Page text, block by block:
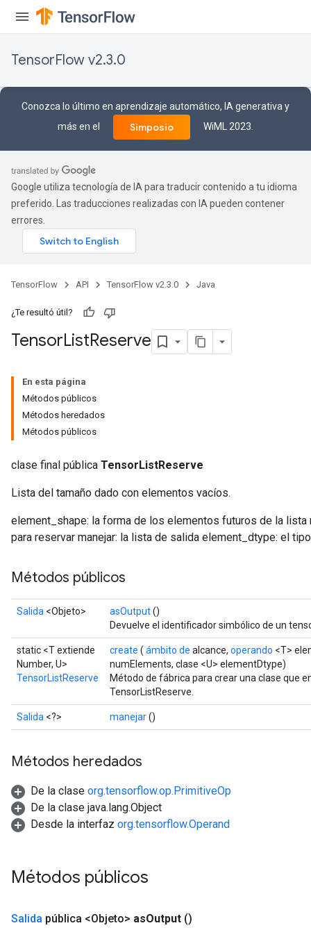
TensorFlow v2.3.0
Conozca lo último en aprendizaje automático, IA generativa y
más en el
Simposio WiML 2023.
Google utiliza tecnología de IA para traducir contenido a tu idioma
preferido. Las traducciones realizadas con IA pueden contener
errores.
TensorFlow API TensorFlow v2.3.0 Java
¿Te resultó útil?
TensorListReserve
En esta página
Métodos públicos
Métodos heredados
Métodos públicos
clase final pública TensorListReserve
Lista del tamaño dado con elementos vacíos.
element_shape: la forma de los elementos futuros de la
para reservar manejar: la lista de salida element_dtype: el
Métodos públicos
Salida <Objeto> asOutput()
Devuelve el identificador simbólico de un
static <T extiende
Number, U>
TensorListReserve
create ( ámbito de alcance, operando <T>
numElements, clase <U> elementDtype)
Método de fábrica para crear una clase que
TensorListReserve.
Salida <?> manejar()
Métodos heredados
De la clase org.tensorflow.op.PrimitiveOp
De la clase java.lang.Object
Desde la interfaz org.tensorflow.Operand
Métodos públicos
Salida pública <Objeto> asOutput ()